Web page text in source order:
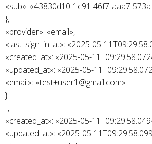
«sub»: «43830d10-1c91-46f7-aaa7-
},
«provider»: «email»,
«last_sign_in_at»: «2025-05-
«created_at»: «2025-05-
«updated_at»: «2025-05-
«email»: «test+user1@gmail.com»
}
],
«created_at»: «2025-05-
«updated_at»: «2025-05-